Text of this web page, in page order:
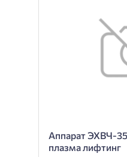
Аппарат ЭХВЧ-
плазма лифтинг